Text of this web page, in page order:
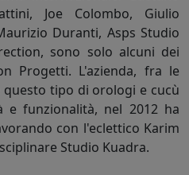
Joe Colombo, Giulio
Duranti, Asps Studio
sono solo alcuni dei
Progetti. L'azienda, fra le
tipo di orologi e cucù
e funzionalità, nel 2012 ha
con l'eclettico Karim
Studio Kuadra.